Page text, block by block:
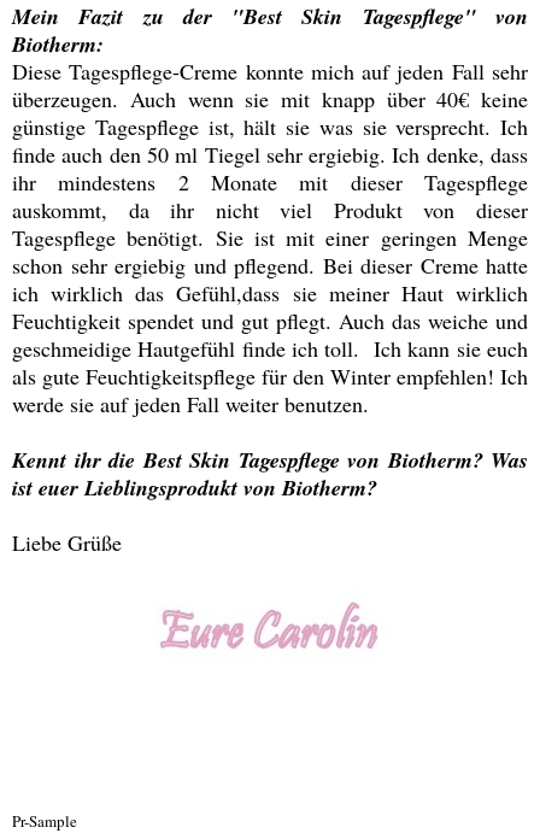
Mein Fazit zu der "Best Skin Tagespflege" von
Biotherm:
Diese Tagespflege-Creme konnte mich auf jeden Fall sehr
überzeugen. Auch wenn sie mit knapp über 40€ keine
günstige Tagespflege ist, hält sie was sie versprecht. Ich
finde auch den 50 ml Tiegel sehr ergiebig. Ich denke, dass
ihr mindestens 2 Monate mit dieser Tagespflege
auskommt, da ihr nicht viel Produkt von dieser
Tagespflege benötigt. Sie ist mit einer geringen Menge
schon sehr ergiebig und pflegend. Bei dieser Creme hatte
ich wirklich das Gefühl,dass sie meiner Haut wirklich
Feuchtigkeit spendet und gut pflegt. Auch das weiche und
geschmeidige Hautgefühl finde ich toll. Ich kann sie euch
als gute Feuchtigkeitspflege für den Winter empfehlen! Ich
werde sie auf jeden Fall weiter benutzen.
Kennt ihr die Best Skin Tagespflege von Biotherm? Was
ist euer Lieblingsprodukt von Biotherm?
Liebe Grüße
Pr-Sample